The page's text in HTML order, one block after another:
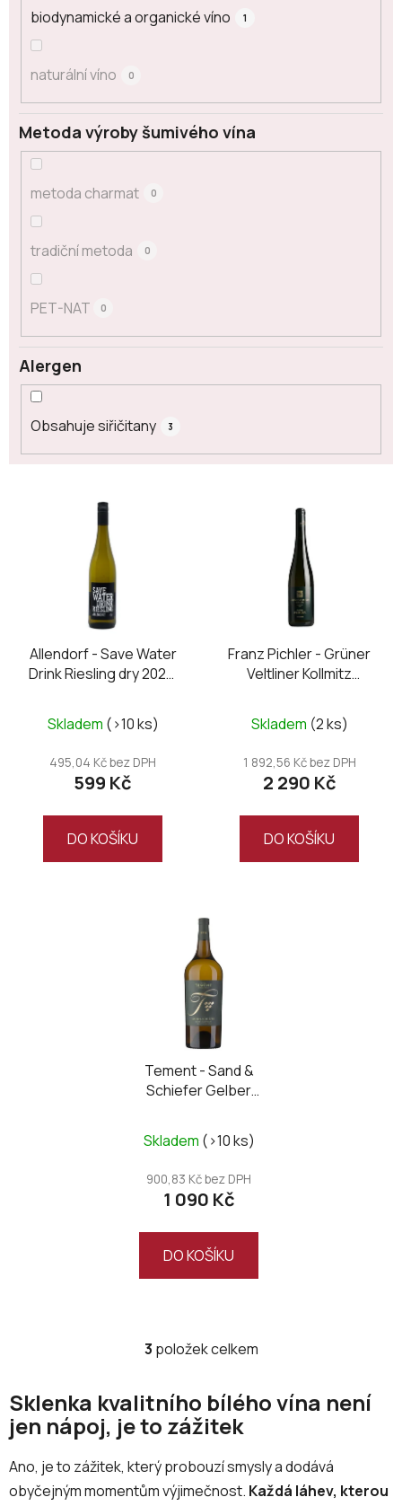
biodynamické a organické víno 1
naturální víno 0
Metoda výroby šumivého vína
metoda charmat 0
tradiční metoda 0
PET-NAT 0
Alergen
Obsahuje siřičitany 3
Allendorf - Save Water
Drink Riesling dry 2023,
hodnocení
produktu
je
z
Skladem (>10 ks)
495,04 Kč bez DPH
599 Kč
DO KOŠÍKU
Franz Pichler - Grüner
Veltliner Kollmitz
Skladem (2 ks)
1 892,56 Kč bez DPH
2 290 Kč
DO KOŠÍKU
Tement - Sand &
Schiefer Gelber
MAGNUM
Skladem (>10 ks)
900,83 Kč bez DPH
1 090 Kč
DO KOŠÍKU
O
l
á
d
c
í
3 položek celkem
Sklenka kvalitního bílého vína není
jen nápoj, je to zážitek
Ano, je to zážitek, který probouzí smysly a dodává
obyčejným momentům výjimečnost. Každá láhev, kterou